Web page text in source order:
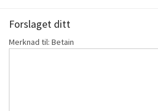
Forslaget ditt
Merknad til: Betain